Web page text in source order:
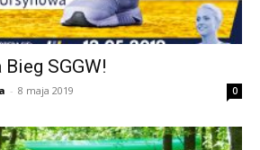
SGGW!
- 8 maja 2019 0